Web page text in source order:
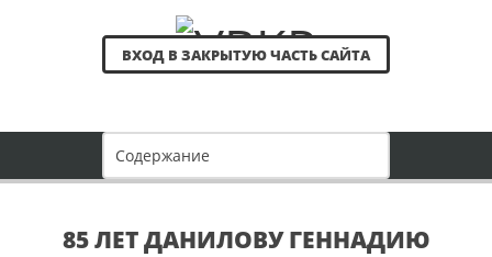
ВХОД В ЗАКРЫТУЮ ЧАСТЬ САЙТА
85 ЛЕТ ДАНИЛОВУ ГЕННАДИЮ